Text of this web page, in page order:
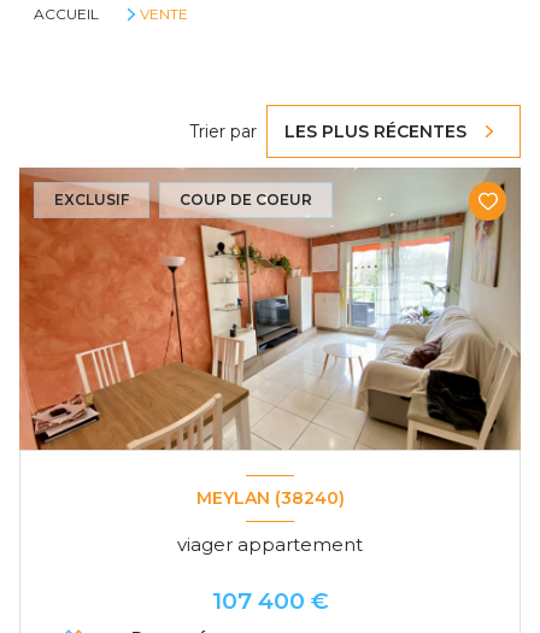
ACCUEIL VENTE
Trier par LES PLUS RÉCENTES
EXCLUSIF COUP DE COEUR
MEYLAN (38240)
viager appartement
107 400 €